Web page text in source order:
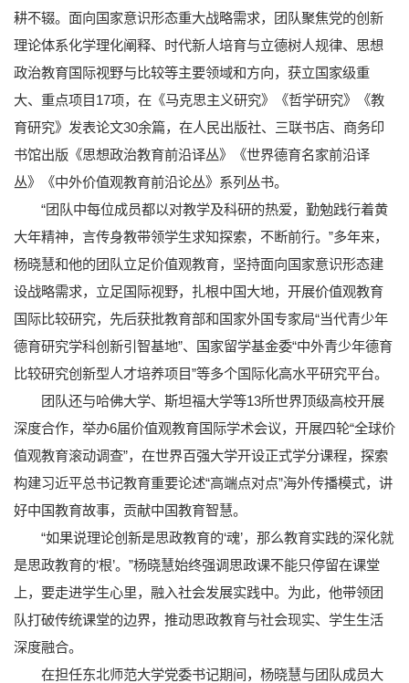
耕不辍。面向国家意识形态重大战略需求，团队聚焦党的创新
理论体系化学理化阐释、时代新人培育与立德树人规律、思想
政治教育国际视野与比较等主要领域和方向，获立国家级重
大、重点项目17项，在《马克思主义研究》《哲学研究》《教
育研究》发表论文30余篇，在人民出版社、三联书店、商务印
书馆出版《思想政治教育前沿译丛》《世界德育名家前沿译
丛》《中外价值观教育前沿论丛》系列丛书。
“团队中每位成员都以对教学及科研的热爱，勤勉践行着黄
大年精神，言传身教带领学生求知探索，不断前行。”多年来，
杨晓慧和他的团队立足价值观教育，坚持面向国家意识形态建
设战略需求，立足国际视野，扎根中国大地，开展价值观教育
国际比较研究，先后获批教育部和国家外国专家局“当代青少年
德育研究学科创新引智基地”、国家留学基金委“中外青少年德育
比较研究创新型人才培养项目”等多个国际化高水平研究平台。
团队还与哈佛大学、斯坦福大学等13所世界顶级高校开展
深度合作，举办6届价值观教育国际学术会议，开展四轮“全球价
值观教育滚动调查”，在世界百强大学开设正式学分课程，探索
构建习近平总书记教育重要论述“高端点对点”海外传播模式，讲
好中国教育故事，贡献中国教育智慧。
“如果说理论创新是思政教育的‘魂’，那么教育实践的深化就
是思政教育的‘根’。”杨晓慧始终强调思政课不能只停留在课堂
上，要走进学生心里，融入社会发展实践中。为此，他带领团
队打破传统课堂的边界，推动思政教育与社会现实、学生生活
深度融合。
在担任东北师范大学党委书记期间，杨晓慧与团队成员大